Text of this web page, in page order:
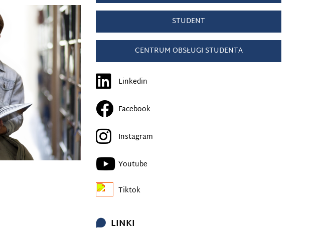
STUDENT
CENTRUM OBSŁUGI STUDENTA
Linkedin
Facebook
Instagram
Youtube
Tiktok
LINKI